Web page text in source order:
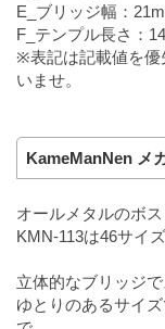
E_ブリッジ幅：
F_テンプル長さ：
※表記は記載値を優
いませ。
KameManNen メ
オールメタルのボス
KMN-113は46サイ
立体的なブリッジで
ゆとりのあるサイ